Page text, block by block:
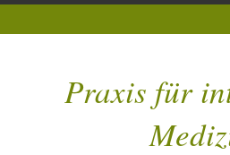
Praxis für